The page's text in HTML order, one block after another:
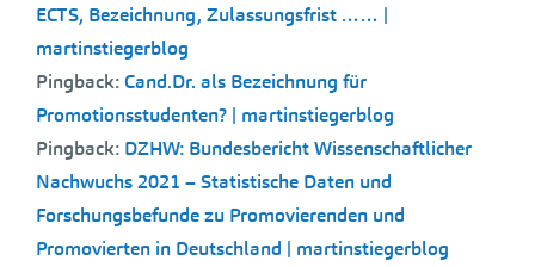
ECTS, Bezeichnung, Zulassungsfrist …… |
martinstiegerblog
Pingback:Cand.Dr. als Bezeichnung für
Promotionsstudenten? | martinstiegerblog
Pingback: DZHW: Bundesbericht Wissenschaftlicher
Nachwuchs 2021 – Statistische Daten und
Forschungsbefunde zu Promovierenden und
Promovierten in Deutschland | martinstiegerblog